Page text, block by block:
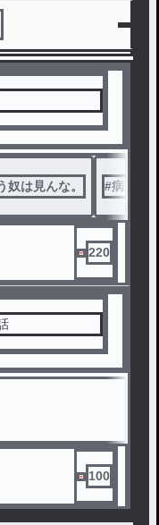
は見んな。 #病み期
220
100